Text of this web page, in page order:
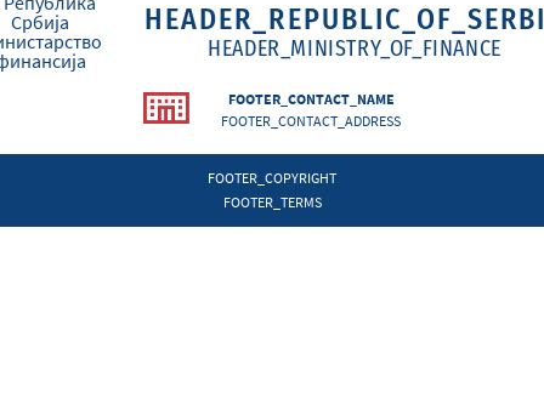
HEADER_MINISTRY_OF_FINANCE
FOOTER_CONTACT_NAME
FOOTER_CONTACT_ADDRESS
FOOTER_COPYRIGHT
FOOTER_TERMS